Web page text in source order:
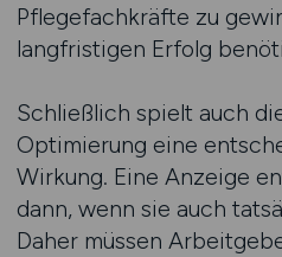
Pflegefachkräfte zu
langfristigen Erfolg
Schließlich spielt auch
Optimierung eine
Wirkung. Eine Anzeige
dann, wenn sie auch
Daher müssen